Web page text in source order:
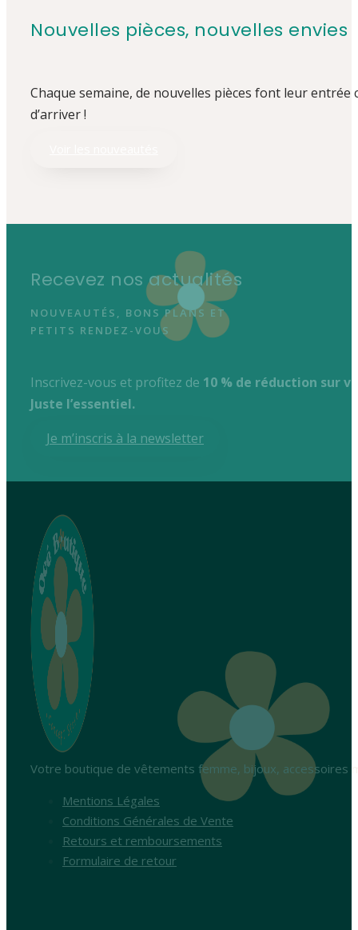
Nouvelles pièces, nouvelles envies
Chaque semaine, de nouvelles pièces font leur entrée
d’arriver !
Recevez nos actualités
NOUVEAUTÉS, BONS PLANS ET
PETITS RENDEZ-VOUS
Inscrivez-vous et profitez de 10 % de réduction sur
Juste l’essentiel.
Je m’inscris à la newsletter
Votre boutique de vêtements femme, bijoux, accessoires
Mentions Légales
Conditions Générales de Vente
Retours et remboursements
Formulaire de retour